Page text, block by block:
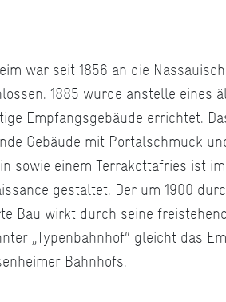
war seit 1856 an die
1885 wurde anstelle eines
Empfangsgebäude errichtet.
Gebäude mit Portalschmuck
sowie einem Terrakottafries ist
gestaltet. Der um 1900
Bau wirkt durch seine
„Typenbahnhof“ gleicht das
Bahnhofs.